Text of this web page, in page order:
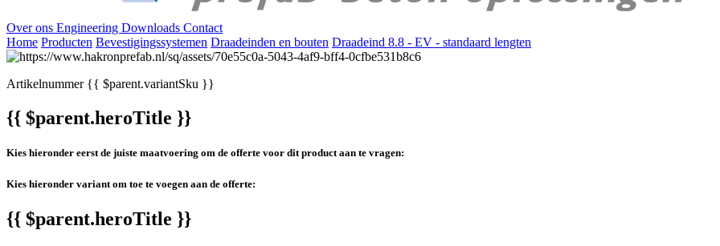
Over ons Engineering Downloads Contact
Home Producten Bevestigingssystemen Draadeinden en bouten Draadeind 8.8 - EV - standaard lengten
Artikelnummer{{ $parent.variantSku }}
{{ $parent.heroTitle }}
Kies hieronder eerst de juiste maatvoering om de offerte voor dit product aan te vragen:
Kies hieronder variant om toe te voegen aan de offerte:
{{ $parent.heroTitle }}